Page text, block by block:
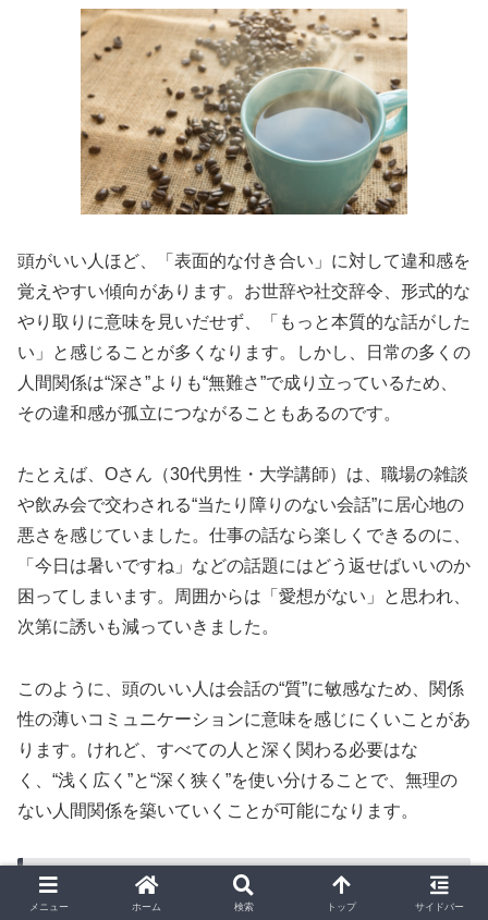
頭がいい人ほど、「表面的な付き合い」に対して違和感を
覚えやすい傾向があります。お世辞や社交辞令、形式的な
やり取りに意味を見いだせず、「もっと本質的な話がした
い」と感じることが多くなります。しかし、日常の多くの
人間関係は“深さ”よりも“無難さ”で成り立っているため、
その違和感が孤立につながることもあるのです。
たとえば、Oさん（30代男性・大学講師）は、職場の雑談
や飲み会で交わされる“当たり障りのない会話”に居心地の
悪さを感じていました。仕事の話なら楽しくできるのに、
「今日は暑いですね」などの話題にはどう返せばいいのか
困ってしまいます。周囲からは「愛想がない」と思われ、
次第に誘いも減っていきました。
このように、頭のいい人は会話の“質”に敏感なため、関係
性の薄いコミュニケーションに意味を感じにくいことがあ
ります。けれど、すべての人と深く関わる必要はな
く、“浅く広く”と“深く狭く”を使い分けることで、無理の
ない人間関係を築いていくことが可能になります。
IQよりEQ（感情知能）が大切な理由と
は？
メニュー ホーム 検索 トップ サイドバー